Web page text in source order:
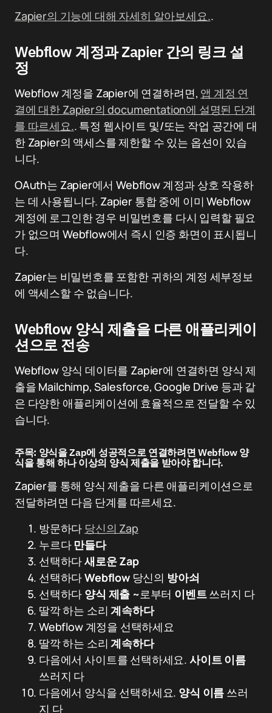
Zapier의 기능에 대해 자세히 알아보세요..
Webflow 계정과 Zapier 간의 링크 설
정
Webflow 계정을 Zapier에 연결하려면, 앱 계정 연
결에 대한 Zapier의 documentation에 설명된 단계
를 따르세요.. 특정 웹사이트 및/또는 작업 공간에 대
한 Zapier의 액세스를 제한할 수 있는 옵션이 있습
니다.
OAuth는 Zapier에서 Webflow 계정과 상호 작용하
는 데 사용됩니다. Zapier 통합 중에 이미 Webflow
계정에 로그인한 경우 비밀번호를 다시 입력할 필요
가 없으며 Webflow에서 즉시 인증 화면이 표시됩니
다.
Zapier는 비밀번호를 포함한 귀하의 계정 세부정보
에 액세스할 수 없습니다.
Webflow 양식 제출을 다른 애플리케이
션으로 전송
Webflow 양식 데이터를 Zapier에 연결하면 양식 제
출을 Mailchimp, Salesforce, Google Drive 등과 같
은 다양한 애플리케이션에 효율적으로 전달할 수 있
습니다.
주목: 양식을 Zap에 성공적으로 연결하려면 Webflow 양
식을 통해 하나 이상의 양식 제출을 받아야 합니다.
Zapier를 통해 양식 제출을 다른 애플리케이션으로
전달하려면 다음 단계를 따르세요.
방문하다 당신의 Zap
누르다 만들다
선택하다새로운 Zap
선택하다Webflow당신의 방아쇠
선택하다 양식 제출 ~로부터 이벤트쓰러지 다
딸깍 하는 소리계속하다
Webflow 계정을 선택하세요
딸깍 하는 소리계속하다
다음에서 사이트를 선택하세요. 사이트 이름
쓰러지 다
다음에서 양식을 선택하세요. 양식 이름 쓰러
지 다